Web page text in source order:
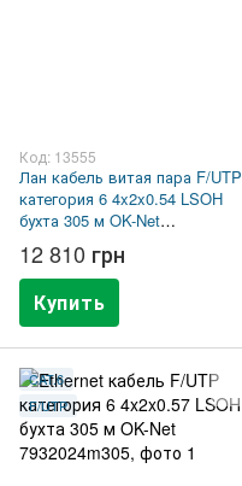
Код: 13555
Лан кабель витая пара F/UTP
категория 6 4x2x0.54 LSOH
бухта 305 м OK-Net
7932025m305
12 810 грн
Купить
CAT.6
F/UTP